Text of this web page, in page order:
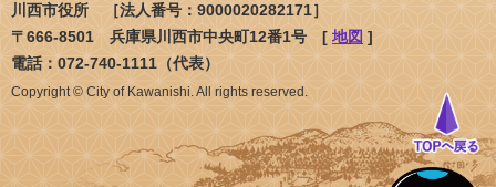
川西市役所 ［法人番号：9000020282171］
〒666-8501 兵庫県川西市中央町12番1号 [ 地図 ]
電話：072-740-1111（代表）
Copyright © City of Kawanishi. All rights reserved.